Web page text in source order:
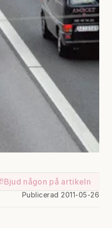
Bjud någon på artikeln
Publicerad 2011-05-26